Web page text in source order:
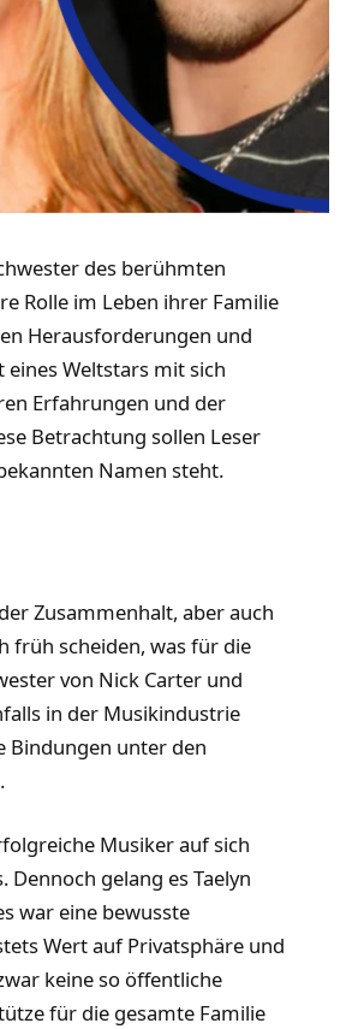
des berühmten
Rolle im Leben ihrer Familie
Herausforderungen und
Weltstars mit sich
Erfahrungen und der
Betrachtung sollen Leser
Namen steht.
Zusammenhalt, aber auch
früh scheiden, was für die
von Nick Carter und
in der Musikindustrie
Bindungen unter den
Musiker auf sich
gelang es Taelyn
war eine bewusste
Wert auf Privatsphäre und
keine so öffentliche
für die gesamte Familie